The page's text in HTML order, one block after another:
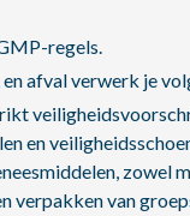
regels.
afval verwerk je
en
zowel
verpakken van